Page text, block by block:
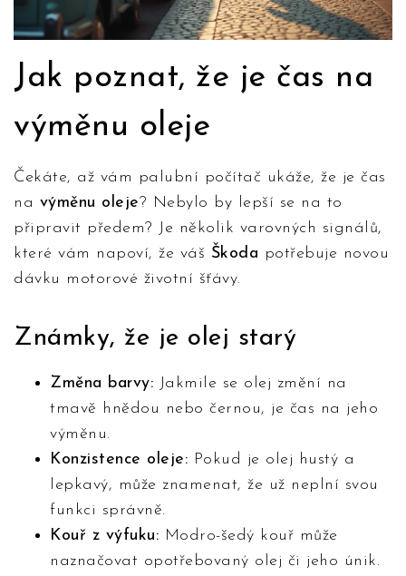
Jak poznat, že je čas na
výměnu oleje
Čekáte, až vám palubní počítač ukáže, že je čas
na výměnu oleje? Nebylo by lepší se na to
připravit předem? Je několik varovných signálů,
které vám napoví, že váš Škoda potřebuje novou
dávku motorové životní šťávy.
Známky, že je olej starý
Změna barvy: Jakmile se olej změní na
tmavě hnědou nebo černou, je čas na jeho
výměnu.
Konzistence oleje: Pokud je olej hustý a
lepkavý, může znamenat, že už neplní svou
funkci správně.
Kouř z výfuku: Modro-šedý kouř může
naznačovat opotřebovaný olej či jeho únik.